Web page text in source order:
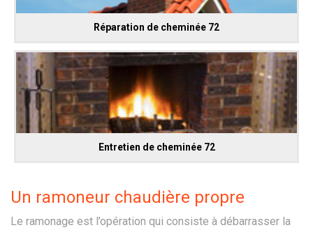
Réparation de cheminée 72
Entretien de cheminée 72
Un ramoneur chaudière propre
Le ramonage est l’opération qui consiste à débarrasser la